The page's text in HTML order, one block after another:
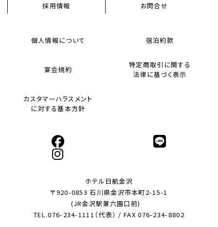
採用情報 お問合せ
個人情報について 宿泊約款
宴会規約
特定商取引に関する
法律に基づく表示
カスタマーハラスメント
に対する基本方針
ホテル日航金沢
〒920-0853 石川県金沢市本町2-15-1
(JR金沢駅兼六園口前)
TEL.076-234-1111（代表） / FAX 076-234-8802